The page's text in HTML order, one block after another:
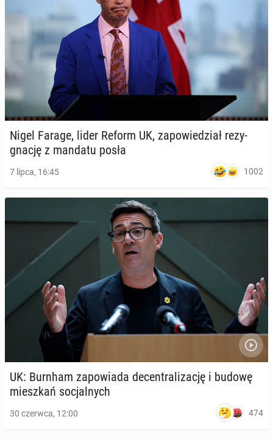
Nigel Farage, lider Reform UK, za­po­wie­dział re­zy­
gna­cję z mandatu posła
7 lipca, 16:45 1002
UK: Burnham za­po­wia­da de­cen­tra­li­za­cję i budowę
miesz­kań so­cjal­nych
30 czerwca, 12:00 474